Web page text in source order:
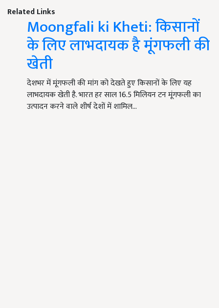
Related Links
Moongfali ki Kheti: किसानों
के लिए लाभदायक है मूंगफली की
खेती
देशभर में मूंगफली की मांग को देखते हुए किसानों के लिए यह
लाभदायक खेती है. भारत हर साल 16.5 मिलियन टन मूंगफली का
उत्पादन करने वाले शीर्ष देशों में शामिल…